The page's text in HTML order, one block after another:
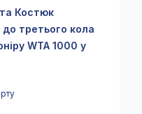
та Костюк
третього кола
WTA 1000 у